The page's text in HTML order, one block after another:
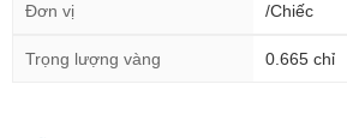
Đơn vị /Chiếc
Trọng lượng vàng 0.665 chỉ